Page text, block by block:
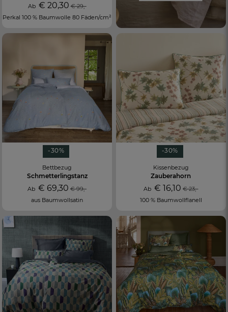
Ab € 20,30 € 29,-
Perkal 100 % Baumwolle 80 Fäden/cm²
-30%
Bettbezug
Schmetterlingstanz
Ab€ 69,30 € 99,-
aus Baumwollsatin
-30%
Kissenbezug
Zauberahorn
Ab€ 16,10 € 23,-
100 % Baumwollflanell